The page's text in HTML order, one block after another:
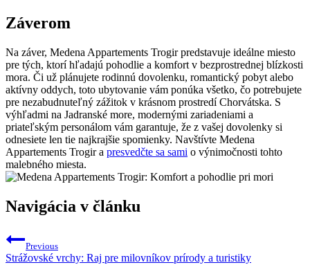
Záverom
Na záver,⁤ Medena‌ Appartements Trogir ⁢predstavuje​ ideálne‍ miesto
pre⁤ tých,‌ ktorí‌ hľadajú pohodlie a komfort‍ v‌ bezprostrednej blízkosti
mora.‍ Či ​už plánujete‌ rodinnú​ dovolenku, romantický pobyt alebo
aktívny​ oddych, toto‌ ubytovanie vám⁢ ponúka všetko, čo‌ potrebujete
pre ​nezabudnuteľný zážitok v krásnom prostredí ⁣Chorvátska. S‌
výhľadmi na Jadranské more, modernými zariadeniami a
priateľským personálom vám garantuje, ‍že ​z‌ vašej dovolenky ‌si
odnesiete ​len tie najkrajšie spomienky. Navštívte Medena‍
Appartements Trogir a presvedčte sa sami ⁣ o‌ výnimočnosti tohto
malebného miesta.
Navigácia v článku
Previous
Strážovské vrchy: Raj pre milovníkov prírody a turistiky